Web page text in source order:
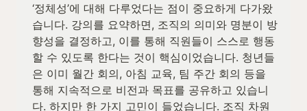
‘정체성’에 대해 다루었다는 점이 중요하게 다가왔
습니다. 강의를 요약하면, 조직의 의미와 명분이 방
향성을 결정하고, 이를 통해 직원들이 스스로 행동
할 수 있도록 한다는 것이 핵심이었습니다. 청년들
은 이미 월간 회의, 아침 교육, 팀 주간 회의 등을
통해 지속적으로 비전과 목표를 공유하고 있습니
다. 하지만 한 가지 고민이 들었습니다. 조직 차원